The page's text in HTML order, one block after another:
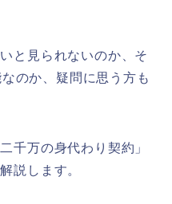
と見られないのか、そ
のか、疑問に思う方も
千万の身代わり契約」
説します。